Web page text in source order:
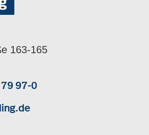
163-165
97-0